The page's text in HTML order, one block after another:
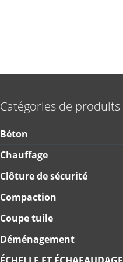
Catégories de produits
Béton
Chauffage
Clôture de sécurité
Compaction
Coupe tuile
Déménagement